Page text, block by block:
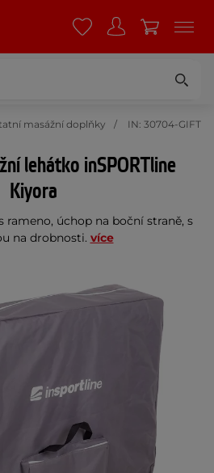
masážní doplňky IN: 30704-GIFT
lehátko inSPORTline
Kiyora
rameno, úchop na boční straně, s
na drobnosti. více